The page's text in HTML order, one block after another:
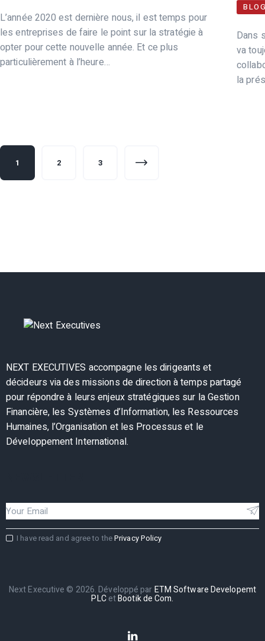
L’année 2020 est dernière nous, il est temps pour
les entreprises de faire le point sur la stratégie à
opter pour cette nouvelle année. Et ce plus
particulièrement à l’heure…
Dans
va
la
1 2 3
NEXT EXECUTIVES accompagne les dirigeants et
décideurs via des missions de direction à temps partagé
pour répondre à leurs enjeux stratégiques sur la Gestion
Financière, les Systèmes d’Information, les Ressources
Humaines, l’Organisation et les Processus et le
Développement International.
I have read and agree to thePrivacy Policy
Next Executive © 2026. Développé parETM Software Developemt
PLCetBootik de Com.